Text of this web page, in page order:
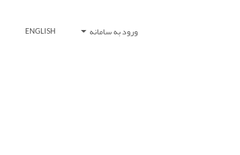
ورود به سامانه ENGLISH